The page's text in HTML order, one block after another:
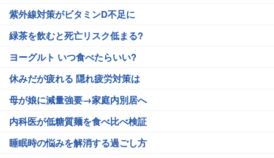
紫外線対策がビタミンD不足に
緑茶を飲むと死亡リスク低まる?
ヨーグルト いつ食べたらいい?
休みだが疲れる 隠れ疲労対策は
母が娘に減量強要→家庭内別居へ
内科医が低糖質麺を食べ比べ検証
睡眠時の悩みを解消する過ごし方